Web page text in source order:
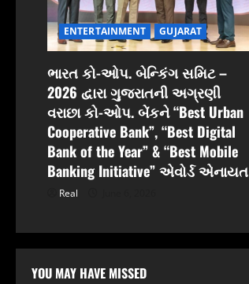
i
o
n
ENTERTAINMENT GUJARAT
ભારત કો-ઓપ. બેન્કિંગ સમિટ –
2026 દ્વારા ગુજરાતની અગ્રણી
વરાછા કો-ઓપ. બેંકને “Best Urban
Cooperative Bank”, “Best Digital
Bank of the Year” & “Best Mobile
Banking Initiative” એવોર્ડ એનાયત
Real
YOU MAY HAVE MISSED